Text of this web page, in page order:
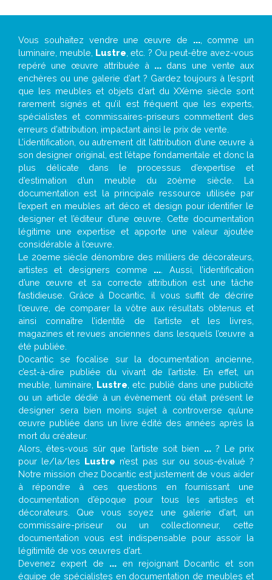
Vous souhaitez vendre une œuvre de ..., comme un
luminaire, meuble, Lustre , etc. ? Ou peut-être avez-vous
repéré une œuvre attribuée à ... dans une vente aux
enchères ou une galerie d’art ? Gardez toujours à l’esprit
que les meubles et objets d’art du XXème siècle sont
rarement signés et qu’il est fréquent que les experts,
spécialistes et commissaires-priseurs commettent des
erreurs d’attribution, impactant ainsi le prix de vente.
L’identification, ou autrement dit l’attribution d’une œuvre à
son designer original, est l’étape fondamentale et donc la
plus délicate dans le processus d’expertise et
d’estimation d’un meuble du 20ème siècle. La
documentation est la principale ressource utilisée par
l’expert en meubles art déco et design pour identifier le
designer et l’éditeur d’une œuvre. Cette documentation
légitime une expertise et apporte une valeur ajoutée
considérable à l’œuvre.
Le 20eme siècle dénombre des milliers de décorateurs,
artistes et designers comme ... . Aussi, l’identification
d’une œuvre et sa correcte attribution est une tâche
fastidieuse. Grâce à Docantic, il vous suffit de décrire
l’œuvre, de comparer la vôtre aux résultats obtenus et
ainsi connaître l’identité de l’artiste et les livres,
magazines et revues anciennes dans lesquels l’œuvre a
été publiée.
Docantic se focalise sur la documentation ancienne,
c’est-à-dire publiée du vivant de l’artiste. En effet, un
meuble, luminaire, Lustre , etc. publié dans une publicité
ou un article dédié à un évènement où était présent le
designer sera bien moins sujet à controverse qu’une
œuvre publiée dans un livre édité des années après la
mort du créateur.
Alors, êtes-vous sûr que l’artiste soit bien ...? Le prix
pour le/la/les Lustre n’est pas sur ou sous-évalué ?
Notre mission chez Docantic est justement de vous aider
à répondre à ces questions en fournissant une
documentation d’époque pour tous les artistes et
décorateurs. Que vous soyez une galerie d’art, un
commissaire-priseur ou un collectionneur, cette
documentation vous est indispensable pour assoir la
légitimité de vos œuvres d’art.
Devenez expert de ... en rejoignant Docantic et son
équipe de spécialistes en documentation de meubles et